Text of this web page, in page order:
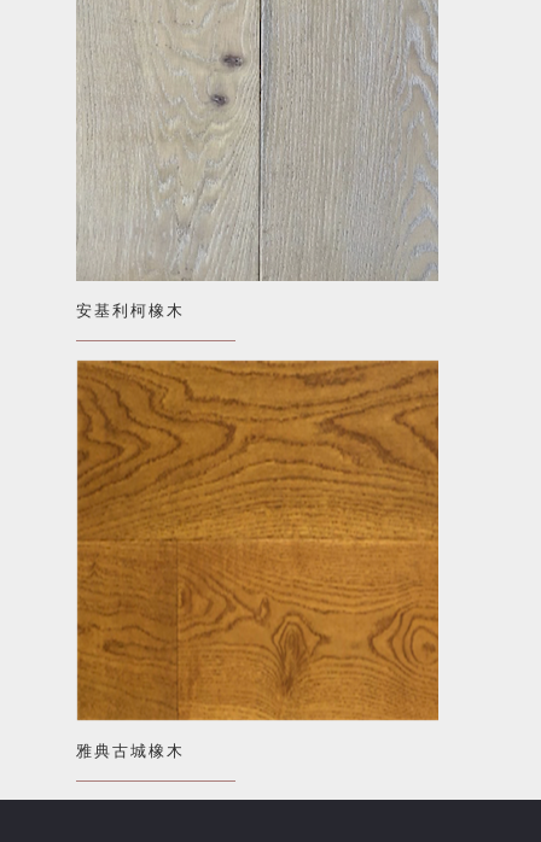
安基利柯橡木
雅典古城橡木